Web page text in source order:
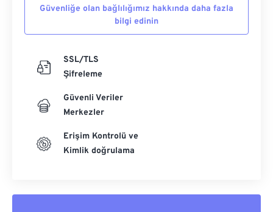
Güvenliğe olan bağlılığımız hakkında daha fazla
bilgi edinin
SSL/TLS
Şifreleme
Güvenli Veriler
Merkezler
Erişim Kontrolü ve
Kimlik doğrulama